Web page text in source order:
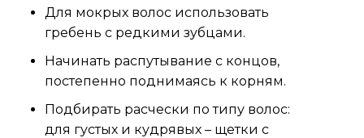
Для мокрых волос использовать
гребень с редкими зубцами.
Начинать распутывание с концов,
постепенно поднимаясь к корням.
Подбирать расчески по типу волос:
для густых и кудрявых – щетки с